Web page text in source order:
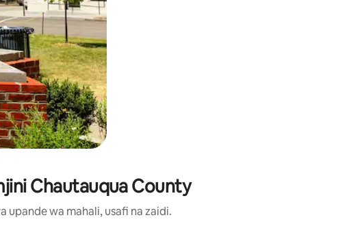
Chautauqua County
upande wa mahali, usafi na zaidi.